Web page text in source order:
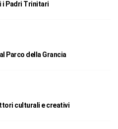
i Padri Trinitari
Parco della Grancia
culturali e creativi